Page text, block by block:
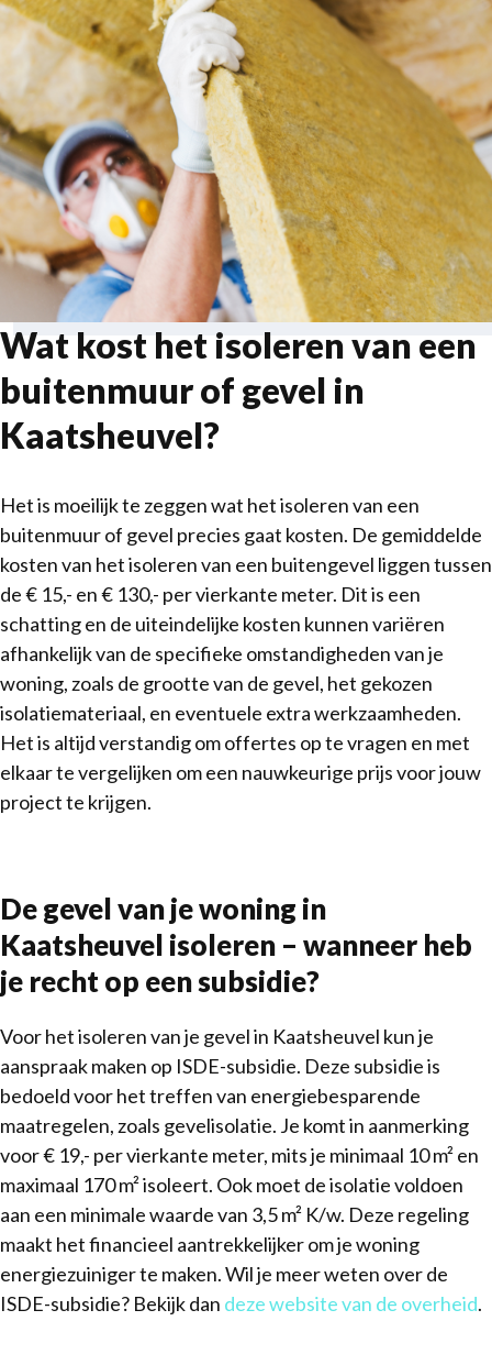
Wat kost het isoleren van een
buitenmuur of gevel in
Kaatsheuvel?
Het is moeilijk te zeggen wat het isoleren van een
buitenmuur of gevel precies gaat kosten. De gemiddelde
kosten van het isoleren van een buitengevel liggen tussen
de € 15,- en € 130,- per vierkante meter. Dit is een
schatting en de uiteindelijke kosten kunnen variëren
afhankelijk van de specifieke omstandigheden van je
woning, zoals de grootte van de gevel, het gekozen
isolatiemateriaal, en eventuele extra werkzaamheden.
Het is altijd verstandig om offertes op te vragen en met
elkaar te vergelijken om een nauwkeurige prijs voor jouw
project te krijgen.
De gevel van je woning in
Kaatsheuvel isoleren – wanneer heb
je recht op een subsidie?
Voor het isoleren van je gevel in Kaatsheuvel kun je
aanspraak maken op ISDE-subsidie. Deze subsidie is
bedoeld voor het treffen van energiebesparende
maatregelen, zoals gevelisolatie. Je komt in aanmerking
voor € 19,- per vierkante meter, mits je minimaal 10 m² en
maximaal 170 m² isoleert. Ook moet de isolatie voldoen
aan een minimale waarde van 3,5 m² K/w. Deze regeling
maakt het financieel aantrekkelijker om je woning
energiezuiniger te maken. Wil je meer weten over de
ISDE-subsidie? Bekijk dan deze website van de overheid.